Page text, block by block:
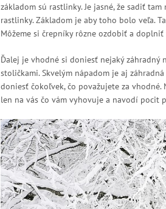
základom sú rastlinky. Je jasné, že sadiť
rastlinky. Základom je aby toho bolo veľa.
Môžeme si črepníky rôzne ozdobiť a
Ďalej je vhodné si doniesť nejaký záhradný
stoličkami. Skvelým nápadom je aj
doniesť čokoľvek, čo považujete za
len na vás čo vám vyhovuje a navodí pocit